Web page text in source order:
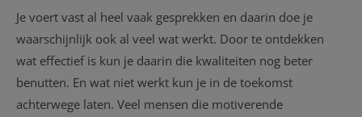
Je voert vast al heel vaak gesprekken en daarin doe je
waarschijnlijk ook al veel wat werkt. Door te ontdekken
wat effectief is kun je daarin die kwaliteiten nog beter
benutten. En wat niet werkt kun je in de toekomst
achterwege laten. Veel mensen die motiverende